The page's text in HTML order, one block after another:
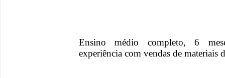
Ensino médio completo, 6
experiência com vendas de materiais